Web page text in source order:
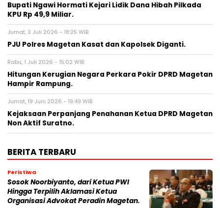
Bupati Ngawi Hormati Kejari Lidik Dana Hibah Pilkada
KPU Rp 49,9 Miliar.
Jumat, 3 Juli 2026 - 18:25 WIB
PJU Polres Magetan Kasat dan Kapolsek Diganti.
Rabu, 1 Juli 2026 - 15:02 WIB
Hitungan Kerugian Negara Perkara Pokir DPRD Magetan
Hampir Rampung.
Jumat, 19 Juni 2026 - 19:49 WIB
Kejaksaan Perpanjang Penahanan Ketua DPRD Magetan
Non Aktif Suratno.
BERITA TERBARU
Peristiwa
Sosok Noorbiyanto, dari Ketua PWI
Hingga Terpilih Aklamasi Ketua
Organisasi Advokat Peradin Magetan.